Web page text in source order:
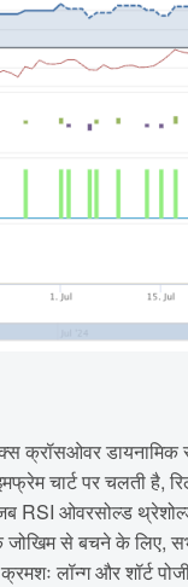
क्रॉसओवर
चार्ट पर चलती
जब RSI ओवरसोल्ड
जोखिम से बचने के लिए,
लॉन्ग और शॉर्ट